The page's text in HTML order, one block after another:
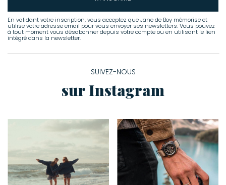
En validant votre inscription, vous acceptez que Jane de Boy mémorise et
utilise votre adresse email pour vous envoyer ses newsletters. Vous pouvez
à tout moment vous désabonner depuis votre compte ou en utilisant le lien
intégré dans la newsletter.
SUIVEZ-NOUS
sur Instagram